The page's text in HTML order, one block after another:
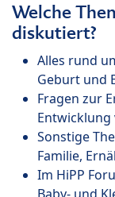
Welche
diskutiert?
Alles rund
Geburt und
Fragen zur
Entwicklung
Sonstige
Familie,
Im HiPP